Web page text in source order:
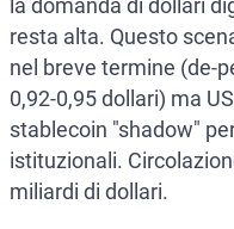
resta alta. Questo
nel breve termine (de-
0,92-0,95 dollari) ma
stablecoin "shadow"
istituzionali.
miliardi di dollari.